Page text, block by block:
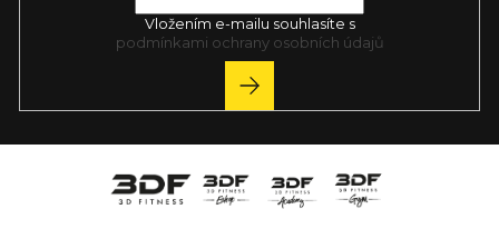
Vložením e-mailu souhlasíte s
podmínkami ochrany osobních údajů
PŘIHLÁSIT
SE